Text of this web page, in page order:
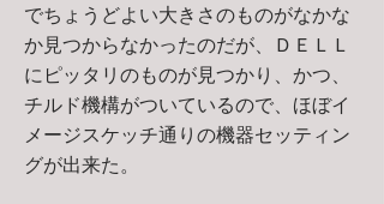
でちょうどよい大きさのものがなかな
か見つからなかったのだが、ＤＥＬＬ
にピッタリのものが見つかり、かつ、
チルド機構がついているので、ほぼイ
メージスケッチ通りの機器セッティン
グが出来た。